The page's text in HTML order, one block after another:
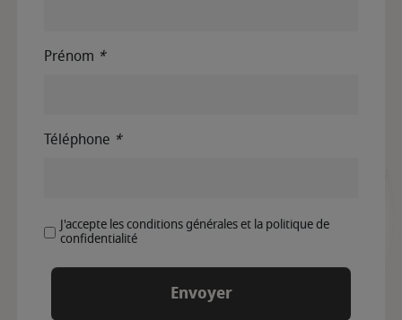
Prénom *
Téléphone *
J'accepte les conditions générales et la politique de
confidentialité